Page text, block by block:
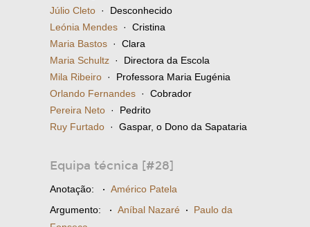
Júlio Cleto · Desconhecido
Leónia Mendes · Cristina
Maria Bastos · Clara
Maria Schultz · Directora da Escola
Mila Ribeiro · Professora Maria Eugénia
Orlando Fernandes · Cobrador
Pereira Neto · Pedrito
Ruy Furtado · Gaspar, o Dono da Sapataria
Equipa técnica [#28]
Anotação: · Américo Patela
Argumento: · Aníbal Nazaré · Paulo da